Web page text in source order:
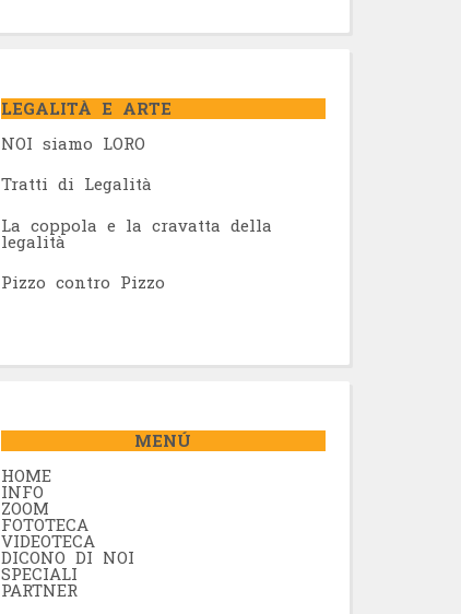
LEGALITÀ E ARTE
NOI siamo LORO
Tratti di Legalità
La coppola e la cravatta della
legalità
Pizzo contro Pizzo
MENÚ
HOME
INFO
ZOOM
FOTOTECA
VIDEOTECA
DICONO DI NOI
SPECIALI
PARTNER